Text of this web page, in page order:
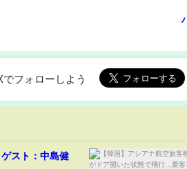
でフォローしよう
スト：中島健